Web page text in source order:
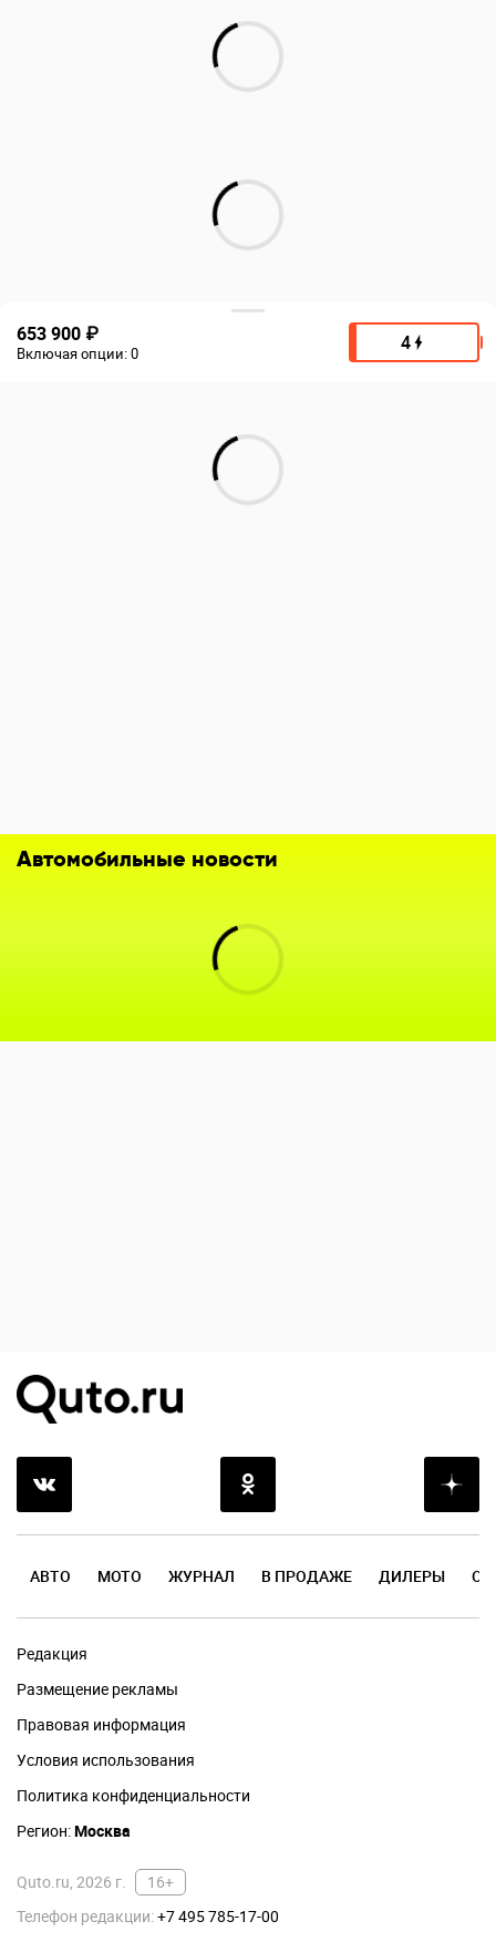
653 900 ₽
Включая опции:0 4
Автомобильные новости
АВТО МОТО ЖУРНАЛ В ПРОДАЖЕ ДИЛЕРЫ
Редакция
Размещение рекламы
Правовая информация
Условия использования
Политика конфиденциальности
Регион:Москва
Quto.ru, 2026 г.
16+
Телефон редакции:+7 495 785-17-00